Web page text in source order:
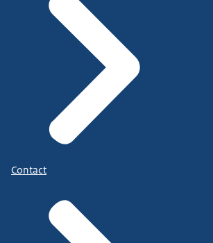
Contact